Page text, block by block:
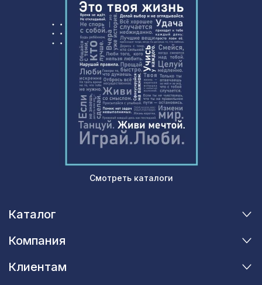
Смотреть каталоги
Каталог
Компания
Клиентам